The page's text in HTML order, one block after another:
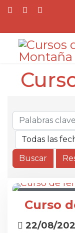
Curso
22/08/